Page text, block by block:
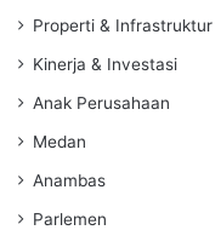
Properti & Infrastruktur
Kinerja & Investasi
Anak Perusahaan
Medan
Anambas
Parlemen